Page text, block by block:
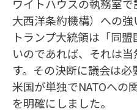
ワイトハウスの執務室
大西洋条約機構）への強
トランプ大統領は「同
いのであれば、それは
す。その決断に議会は必
米国が単独でNATOへの
を明確にしました。